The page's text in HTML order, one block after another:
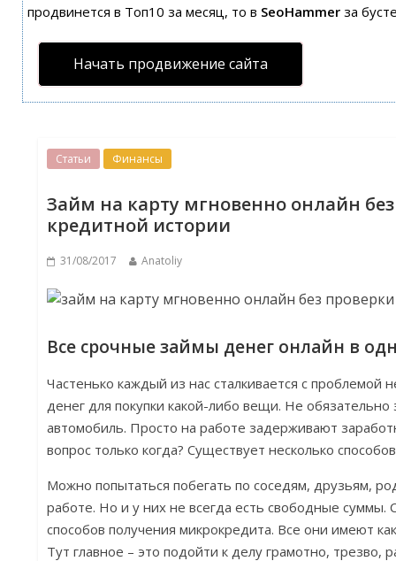
продвинется в Топ10 за месяц, то в SeoHammerза
Начать продвижение сайта
Статьи Финансы
Займ на карту мгновенно онлайн
кредитной истории
31/08/2017 Anatoliy
Все срочные займы денег онлайн в
Частенько каждый из нас сталкивается с проблемой
денег для покупки какой-либо вещи. Не обязательно
автомобиль. Просто на работе задерживают
вопрос только когда? Существует несколько
Можно попытаться побегать по соседям, друзьям,
работе. Но и у них не всегда есть свободные суммы.
способов получения микрокредита. Все они имеют
Тут главное – это подойти к делу грамотно, трезво,